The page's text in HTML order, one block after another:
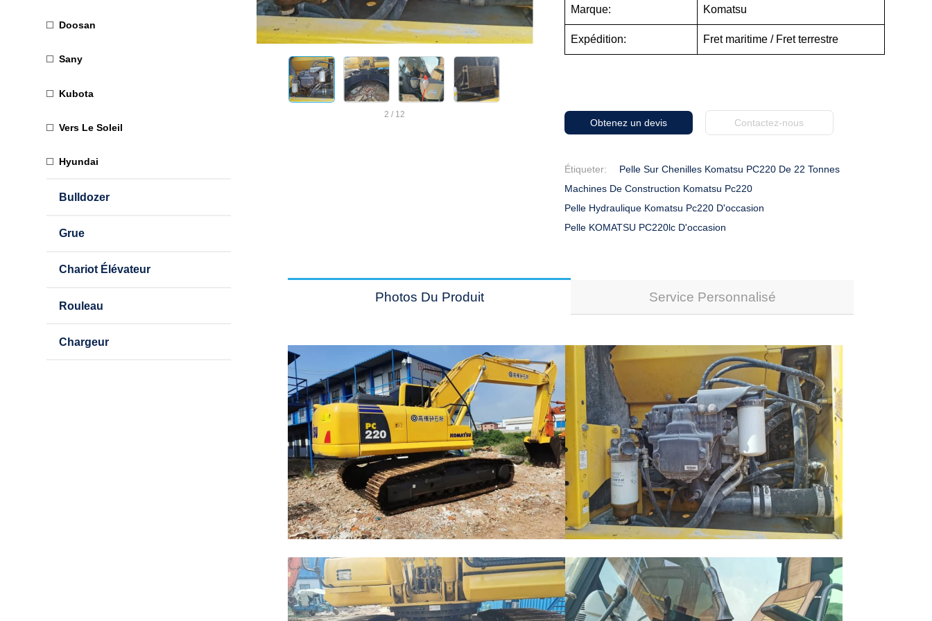
Doosan
Sany
Kubota
Vers Le Soleil
Hyundai
Bulldozer
Grue
Chariot Élévateur
Rouleau
Chargeur
2 / 12
Marque: Komatsu
Expédition: Fret maritime / Fret terrestre
Obtenez un devis Contactez-nous
Étiqueter:
Pelle Sur Chenilles Komatsu PC220 De 22 Tonnes
Machines De Construction Komatsu Pc220
Pelle Hydraulique Komatsu Pc220 D'occasion
Pelle KOMATSU PC220lc D'occasion
Photos Du Produit Service Personnalisé